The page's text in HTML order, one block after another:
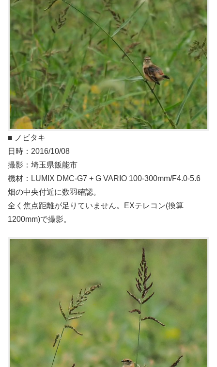
■ ノビタキ
日時：2016/10/08
撮影：埼玉県飯能市
機材：LUMIX DMC-G7 + G VARIO 100-300mm/F4.0-5.6
畑の中央付近に数羽確認。
全く焦点距離が足りていません。EXテレコン(換算
1200mm)で撮影。